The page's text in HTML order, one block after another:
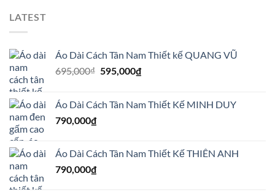
LATEST
Áo Dài Cách Tân Nam Thiết kế QUANG VŨ
695,000₫ Giá
695,000₫.
595,000₫Giá
là:
Áo Dài Cách Tân Nam Thiết Kế MINH DUY
790,000₫
Áo Dài Cách Tân Nam Thiết Kế THIÊN ANH
790,000₫